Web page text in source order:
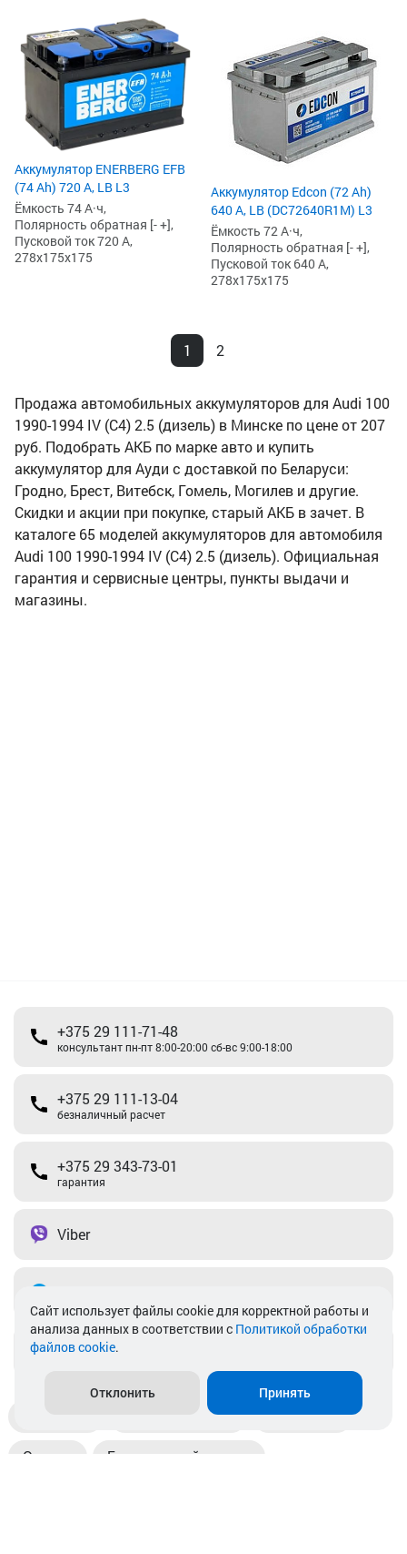
Аккумулятор ENERBERG EFB
(74 Ah) 720 А, LB L3
Ёмкость 74 А·ч,
Полярность обратная [- +],
Пусковой ток 720 А,
278x175x175
Аккумулятор Edcon (72 Ah)
640 А, LB (DC72640R1M) L3
Ёмкость 72 А·ч,
Полярность обратная [- +],
Пусковой ток 640 А,
278x175x175
1 2
Продажа автомобильных аккумуляторов для Audi 100
1990-1994 IV (C4) 2.5 (дизель) в Минске по цене от 207
руб. Подобрать АКБ по марке авто и купить
аккумулятор для Ауди с доставкой по Беларуси:
Гродно, Брест, Витебск, Гомель, Могилев и другие.
Скидки и акции при покупке, старый АКБ в зачет. В
каталоге 65 моделей аккумуляторов для автомобиля
Audi 100 1990-1994 IV (C4) 2.5 (дизель). Официальная
гарантия и сервисные центры, пункты выдачи и
магазины.
+375 29 111-71-48
консультант пн-пт 8:00-20:00 сб-вс 9:00-18:00
+375 29 111-13-04
безналичный расчет
+375 29 343-73-01
гарантия
Viber
info@akkamulik.by
Пункты выдачи Магазины
Оплата Безналичный расчет
Cайт использует файлы cookie для корректной работы и
анализа данных в соответствии с Политикой обработки
файлов cookie.
Отклонить Принять